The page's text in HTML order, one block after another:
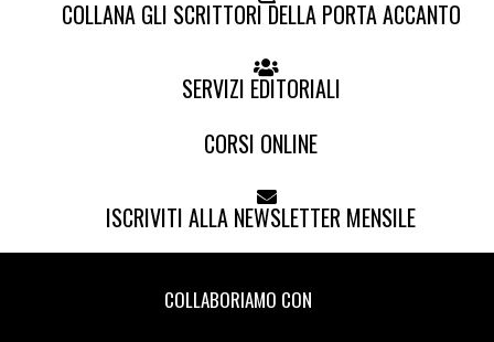
COLLANA GLI SCRITTORI DELLA PORTA ACCANTO
SERVIZI EDITORIALI
CORSI ONLINE
ISCRIVITI ALLA NEWSLETTER MENSILE
COLLABORIAMO CON